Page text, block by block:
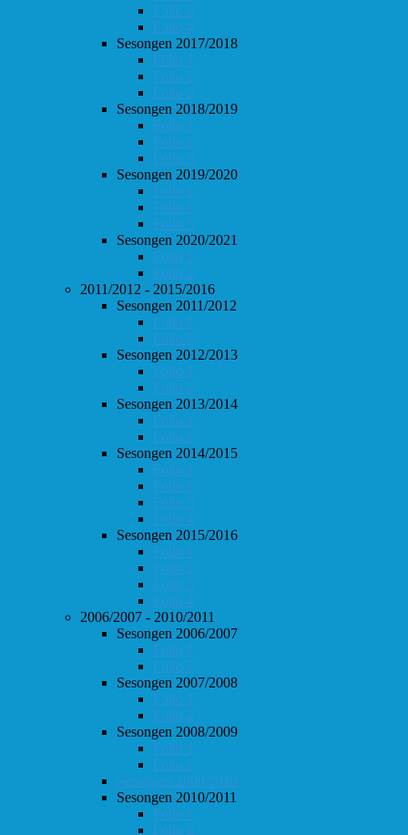
Follo 3
Follo 4
Sesongen 2017/2018
Follo 1
Follo 2
Follo 3
Sesongen 2018/2019
Follo 1
Follo 2
Follo 3
Sesongen 2019/2020
Follo 1
Follo 2
Follo 3
Sesongen 2020/2021
Follo 1
Follo 2
2011/2012 - 2015/2016
Sesongen 2011/2012
Follo 1
Follo 2
Sesongen 2012/2013
Follo 1
Follo 2
Sesongen 2013/2014
Follo 1
Follo 2
Sesongen 2014/2015
Follo 1
Follo 2
Follo 3
Follo 4
Sesongen 2015/2016
Follo 1
Follo 2
Follo 3
Follo 4
2006/2007 - 2010/2011
Sesongen 2006/2007
Follo 1
Follo 2
Sesongen 2007/2008
Follo 1
Follo 2
Sesongen 2008/2009
Follo 1
Follo 2
Sesongen 2009/2010
Sesongen 2010/2011
Follo 1
Follo 2